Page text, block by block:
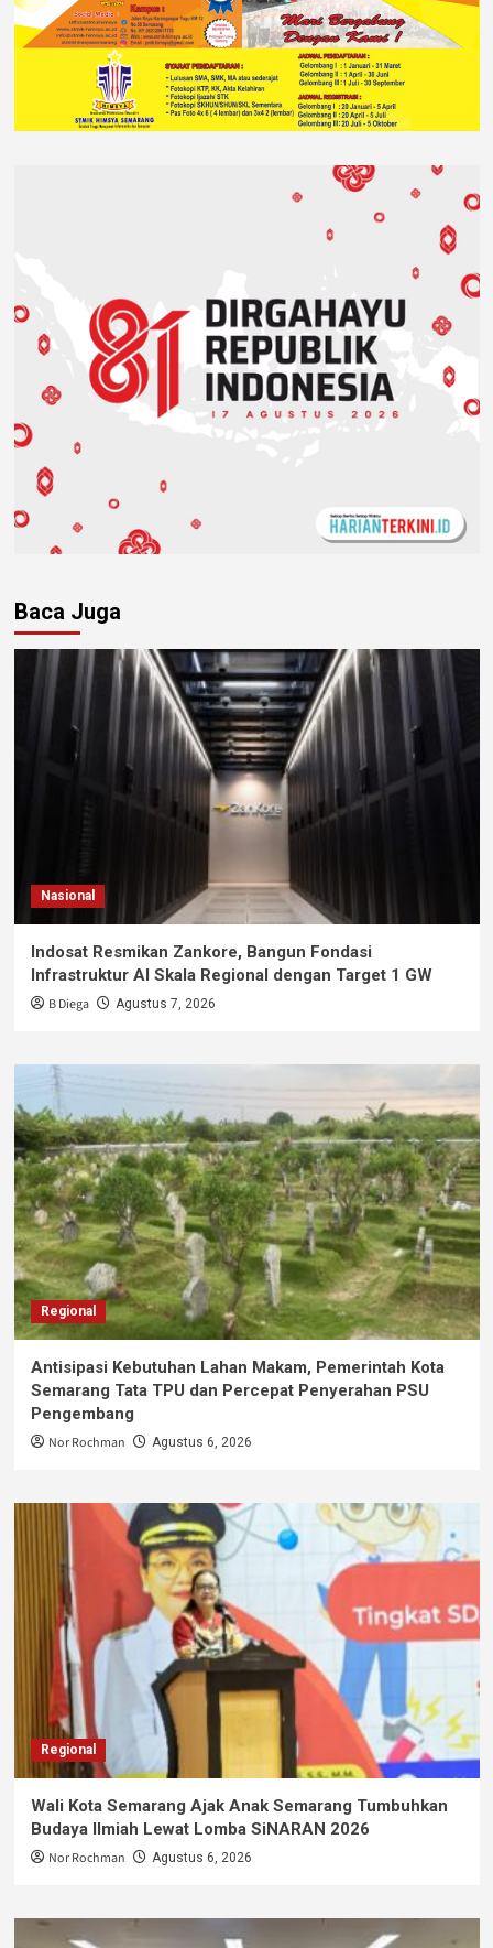
Baca Juga
Nasional
Indosat Resmikan Zankore, Bangun Fondasi
Infrastruktur AI Skala Regional dengan Target 1 GW
B Diega Agustus 7, 2026
Regional
Antisipasi Kebutuhan Lahan Makam, Pemerintah Kota
Semarang Tata TPU dan Percepat Penyerahan PSU
Pengembang
Nor Rochman Agustus 6, 2026
Regional
Wali Kota Semarang Ajak Anak Semarang Tumbuhkan
Budaya Ilmiah Lewat Lomba SiNARAN 2026
Nor Rochman Agustus 6, 2026